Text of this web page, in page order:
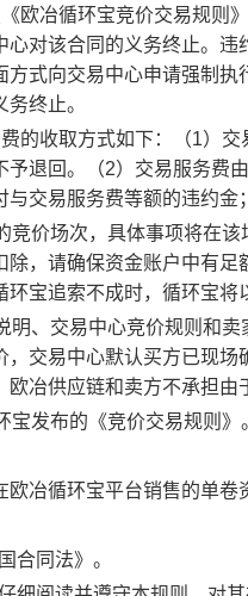
欧冶循环宝竞价交易规则
心对该合同的义务终止。
方式向交易中心申请强制
终止。
的收取方式如下：（1）
予退回。（2）交易服务费
与交易服务费等额的违约
竞价场次，具体事项将在
除，请确保资金账户中有
环宝追索不成时，循环宝将
明、交易中心竞价规则和
，交易中心默认买方已现
欧冶供应链和卖方不承担由
宝发布的《竞价交易规则》
欧冶循环宝平台销售的单卷
合同法》。